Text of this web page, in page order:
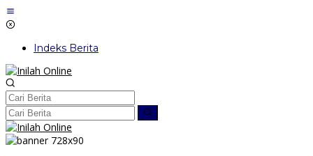
Lewati
ke
Indeks Berita